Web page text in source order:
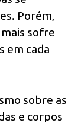
Porém,
sofre
em cada
sobre as
e corpos